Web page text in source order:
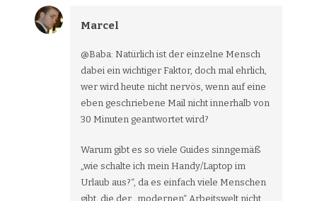
Marcel
@Baba: Natürlich ist der einzelne Mensch
dabei ein wichtiger Faktor, doch mal ehrlich,
wer wird heute nicht nervös, wenn auf eine
eben geschriebene Mail nicht innerhalb von
30 Minuten geantwortet wird?
Warum gibt es so viele Guides sinngemäß
„wie schalte ich mein Handy/Laptop im
Urlaub aus?“, da es einfach viele Menschen
gibt, die der „modernen“ Arbeitswelt nicht